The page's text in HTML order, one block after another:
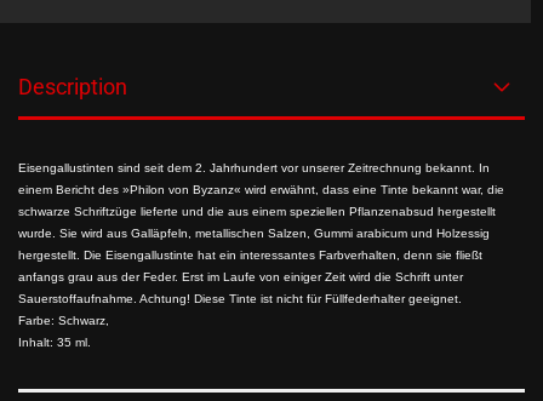
Description
Eisengallustinten sind seit dem 2. Jahrhundert vor unserer Zeitrechnung bekannt. In
einem Bericht des »Philon von Byzanz« wird erwähnt, dass eine Tinte bekannt war, die
schwarze Schriftzüge lieferte und die aus einem speziellen Pflanzenabsud hergestellt
wurde. Sie wird aus Galläpfeln, metallischen Salzen, Gummi arabicum und Holzessig
hergestellt. Die Eisengallustinte hat ein interessantes Farbverhalten, denn sie fließt
anfangs grau aus der Feder. Erst im Laufe von einiger Zeit wird die Schrift unter
Sauerstoffaufnahme. Achtung! Diese Tinte ist nicht für Füllfederhalter geeignet.
Farbe: Schwarz,
Inhalt: 35 ml.